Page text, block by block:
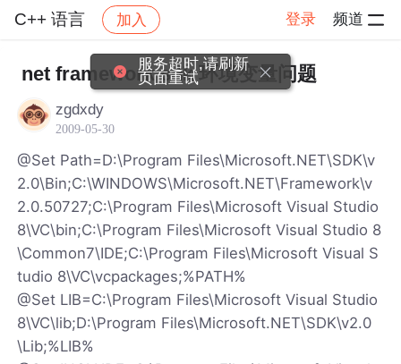
C++ 语言 加入 登录 频道
社区 C++ 语言 帖子详情
net framework sdk 环境变量问题
zgdxdy
2009-05-30
@Set Path=D:\Program Files\Microsoft.NET\SDK\v
2.0\Bin;C:\WINDOWS\Microsoft.NET\Framework\v
2.0.50727;C:\Program Files\Microsoft Visual Studio
8\VC\bin;C:\Program Files\Microsoft Visual Studio 8
\Common7\IDE;C:\Program Files\Microsoft Visual S
tudio 8\VC\vcpackages;%PATH%
@Set LIB=C:\Program Files\Microsoft Visual Studio
8\VC\lib;D:\Program Files\Microsoft.NET\SDK\v2.0
\Lib;%LIB%
服务超时,请刷新
页面重试